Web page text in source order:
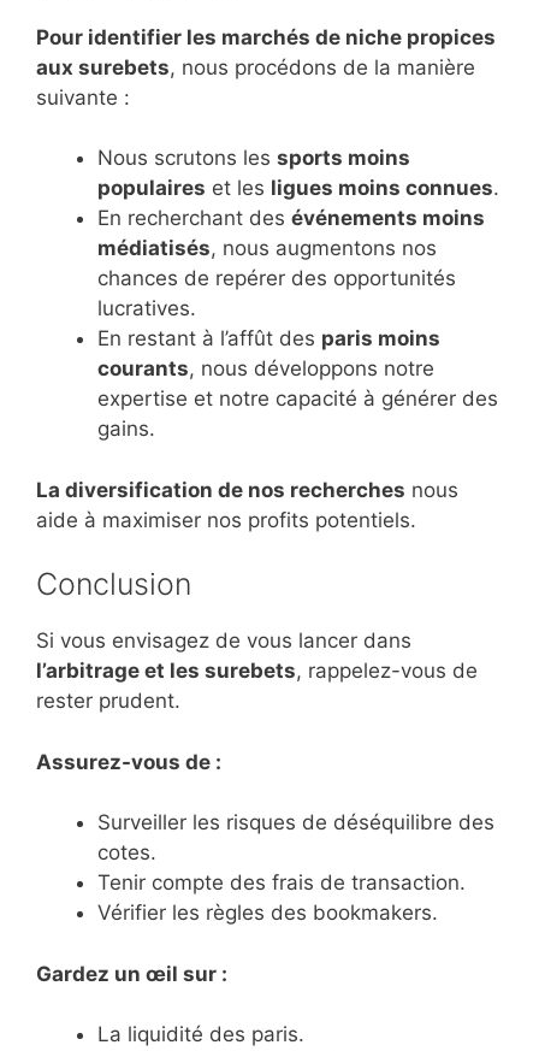
Pour identifier les marchés de niche propices
aux surebets, nous procédons de la manière
suivante :
Nous scrutons les sports moins
populaires et les ligues moins connues.
En recherchant des événements moins
médiatisés, nous augmentons nos
chances de repérer des opportunités
lucratives.
En restant à l’affût des paris moins
courants, nous développons notre
expertise et notre capacité à générer des
gains.
La diversification de nos recherches nous
aide à maximiser nos profits potentiels.
Conclusion
Si vous envisagez de vous lancer dans
l’arbitrage et les surebets, rappelez-vous de
rester prudent.
Assurez-vous de :
Surveiller les risques de déséquilibre des
cotes.
Tenir compte des frais de transaction.
Vérifier les règles des bookmakers.
Gardez un œil sur :
La liquidité des paris.